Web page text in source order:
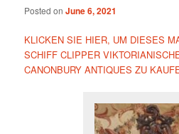
Posted onJune 6, 2021
KLICKEN SIE HIER, UM DIESES
SCHIFF CLIPPER
CANONBURY ANTIQUES ZU